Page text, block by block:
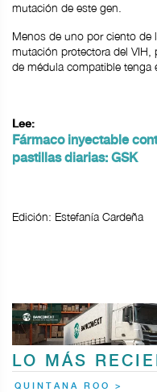
mutación de este gen.
Menos de uno por ciento de
mutación protectora del
de médula compatible tenga
Lee:
Fármaco inyectable
pastillas diarias: GSK
Edición: Estefanía Cardeña
LO MÁS
QUINTANA ROO >